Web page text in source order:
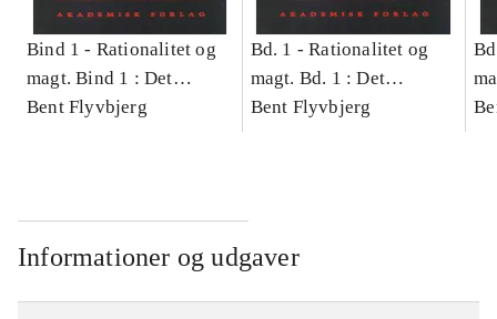
Bind 1 - Rationalitet og
magt. Bind 1 : Det
konkretes videnskab
Bent Flyvbjerg
Bd. 1 -Rationalitet og
magt. Bd. 1 : Det
konkretes videnskab
Bent Flyvbjerg
Informationer og udgaver